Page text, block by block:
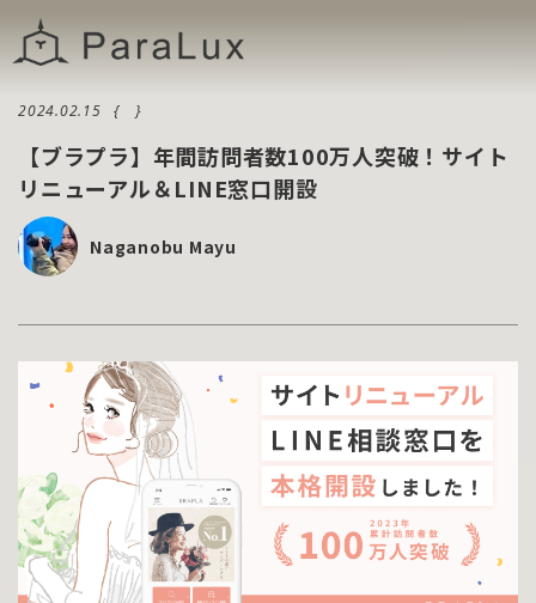
CONTACT
2024.02.15
【ブラプラ】年間訪問者数100万人突破！サイト
リニューアル＆LINE窓口開設
Naganobu Mayu